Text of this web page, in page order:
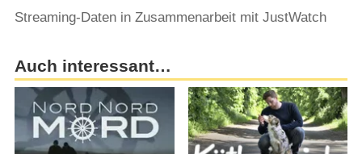
Streaming-Daten in Zusammenarbeit mit JustWatch
Auch interessant…